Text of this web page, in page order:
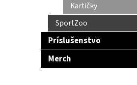
Kartičky
SportZoo
Príslušenstvo
Merch